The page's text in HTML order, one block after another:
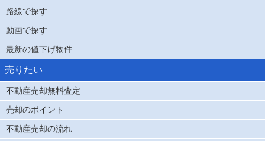
路線で探す
動画で探す
最新の値下げ物件
売りたい
不動産売却無料査定
売却のポイント
不動産売却の流れ